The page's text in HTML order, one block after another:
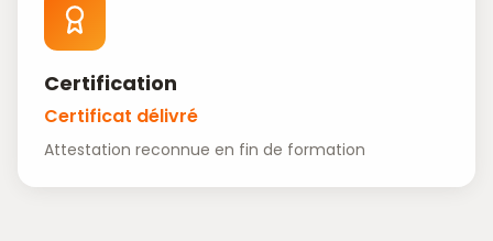
Certification
Certificat délivré
Attestation reconnue en fin de formation